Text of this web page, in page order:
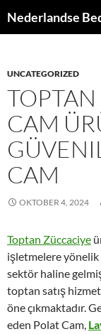
naar
Nederlandse
UNCATEGORIZED
CAM
CAM
OKTOBER 4, 2024
Toptan Züccaciye
işletmelere
sektör haline
toptan satış
öne çıkmaktadır.
eden Polat Cam,